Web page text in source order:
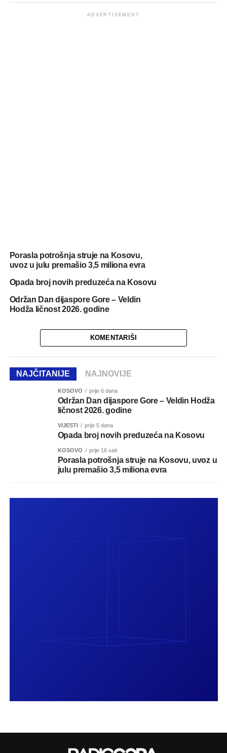
ADVERTISEMENT
Porasla potrošnja struje na Kosovu,
uvoz u julu premašio 3,5 miliona evra
Opada broj novih preduzeća na Kosovu
Održan Dan dijaspore Gore – Veldin
Hodža ličnost 2026. godine
KOMENTARIŠI
NAJČITANIJE NAJNOVIJE
KOSOVO prije 6 dana
Održan Dan dijaspore Gore – Veldin Hodža
ličnost 2026. godine
VIJESTI prije 5 dana
Opada broj novih preduzeća na Kosovu
KOSOVO prije 16 sati
Porasla potrošnja struje na Kosovu, uvoz u
julu premašio 3,5 miliona evra